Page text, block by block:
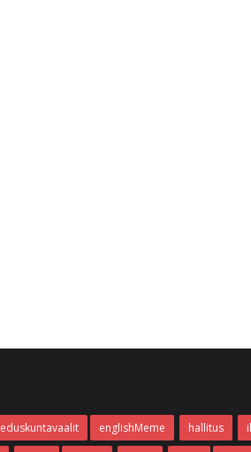
eduskuntavaalit englishMeme hallitus